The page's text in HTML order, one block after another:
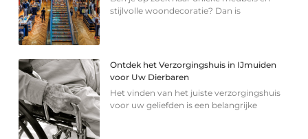
stijlvolle woondecoratie? Dan is
Ontdek het Verzorgingshuis in IJmuiden
voor Uw Dierbaren
Het vinden van het juiste verzorgingshuis
voor uw geliefden is een belangrijke